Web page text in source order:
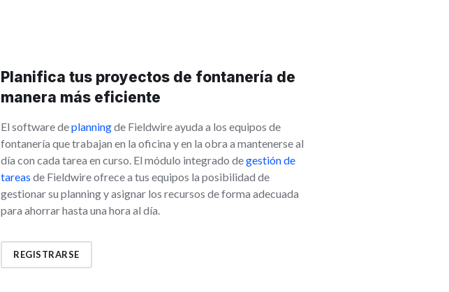
Planifica tus proyectos de fontanería de
manera más eficiente
El software deplanningde Fieldwire ayuda a los equipos de
fontanería que trabajan en la oficina y en la obra a mantenerse al
día con cada tarea en curso. El módulo integrado degestión de
tareas de Fieldwire ofrece a tus equipos la posibilidad de
gestionar su planning y asignar los recursos de forma adecuada
para ahorrar hasta una hora al día.
REGISTRARSE